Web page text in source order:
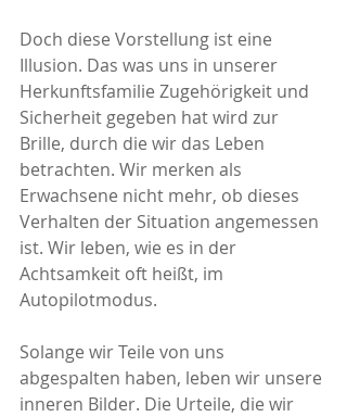
Doch diese Vorstellung ist eine
Illusion. Das was uns in unserer
Herkunftsfamilie Zugehörigkeit und
Sicherheit gegeben hat wird zur
Brille, durch die wir das Leben
betrachten. Wir merken als
Erwachsene nicht mehr, ob dieses
Verhalten der Situation angemessen
ist. Wir leben, wie es in der
Achtsamkeit oft heißt, im
Autopilotmodus.
Solange wir Teile von uns
abgespalten haben, leben wir unsere
inneren Bilder. Die Urteile, die wir